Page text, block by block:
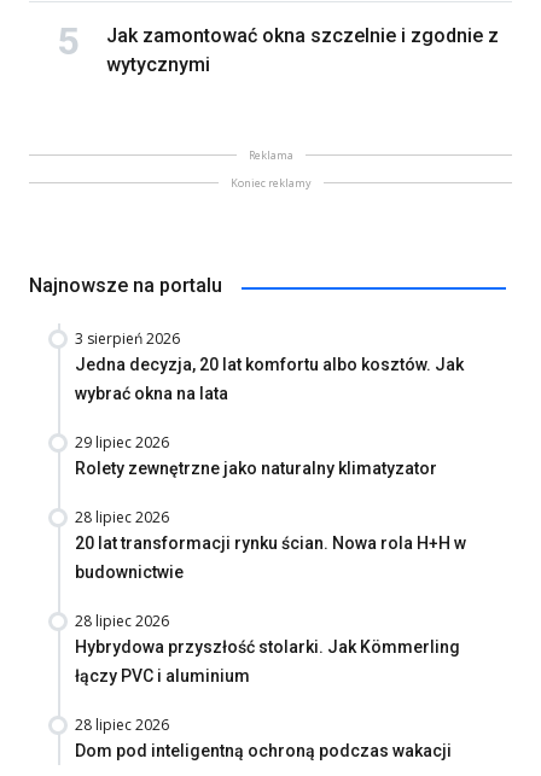
Jak zamontować okna szczelnie i zgodnie z
wytycznymi
Reklama
Koniec reklamy
Najnowsze na portalu
3 sierpień 2026
Jedna decyzja, 20 lat komfortu albo kosztów. Jak
wybrać okna na lata
29 lipiec 2026
Rolety zewnętrzne jako naturalny klimatyzator
28 lipiec 2026
20 lat transformacji rynku ścian. Nowa rola H+H w
budownictwie
28 lipiec 2026
Hybrydowa przyszłość stolarki. Jak Kömmerling
łączy PVC i aluminium
28 lipiec 2026
Dom pod inteligentną ochroną podczas wakacji